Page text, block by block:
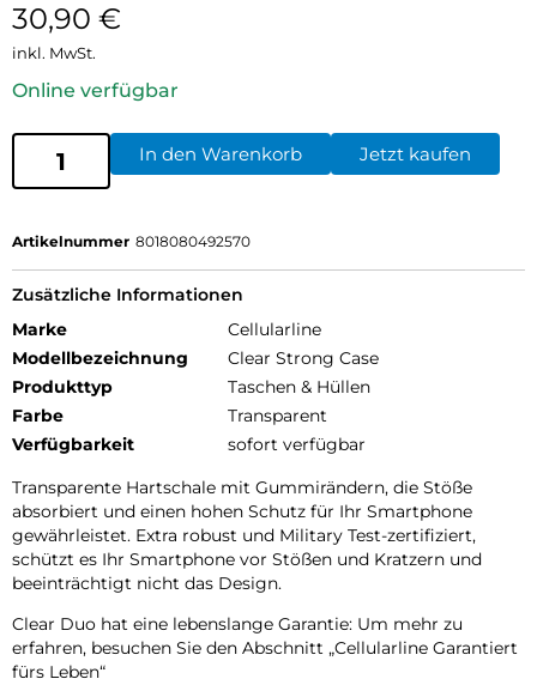
30,90 €
inkl. MwSt.
Online verfügbar
In den Warenkorb Jetzt kaufen
Artikelnummer 8018080492570
Zusätzliche Informationen
Marke
Cellularline
Modellbezeichnung
Clear Strong Case
Produkttyp
Taschen & Hüllen
Farbe
Transparent
Verfügbarkeit
sofort verfügbar
Transparente Hartschale mit Gummirändern, die Stöße
absorbiert und einen hohen Schutz für Ihr Smartphone
gewährleistet. Extra robust und Military Test-zertifiziert,
schützt es Ihr Smartphone vor Stößen und Kratzern und
beeinträchtigt nicht das Design.
Clear Duo hat eine lebenslange Garantie: Um mehr zu
erfahren, besuchen Sie den Abschnitt „Cellularline Garantiert
fürs Leben“